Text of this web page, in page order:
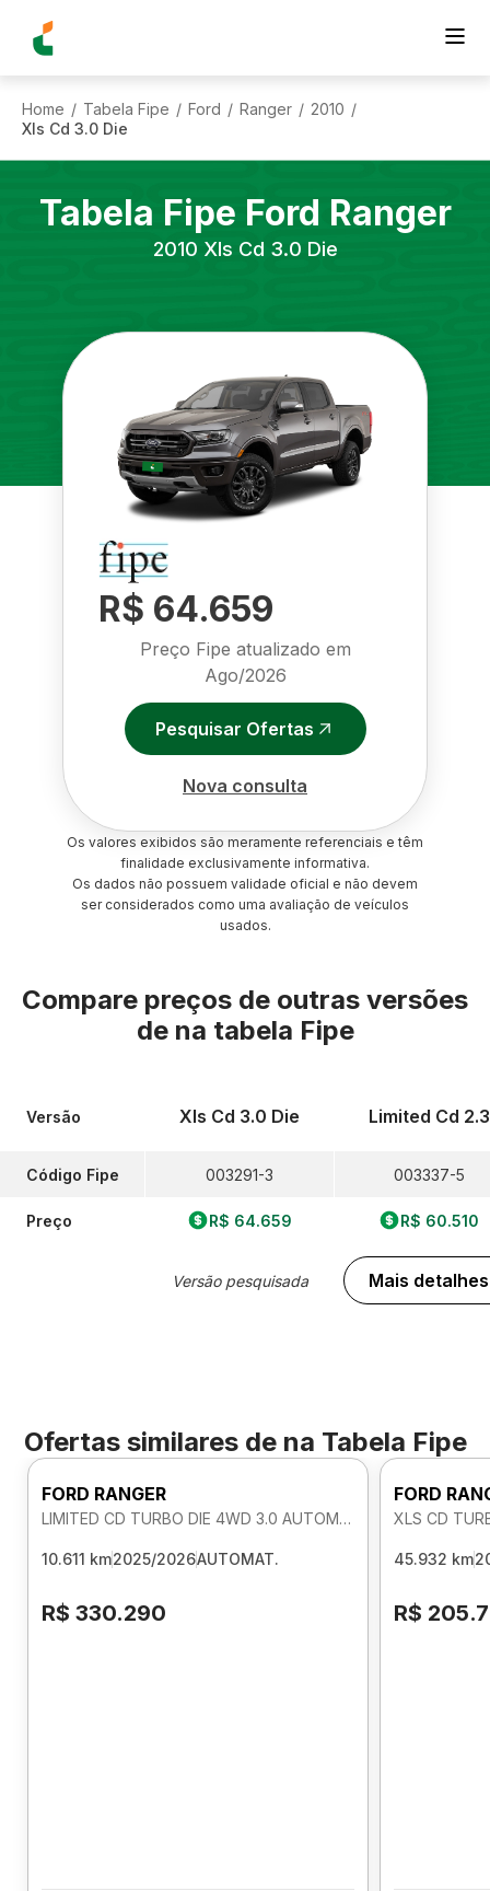
Home / Tabela Fipe / Ford / Ranger / 2010 /
Xls Cd 3.0 Die
Tabela Fipe Ford Ranger
2010 Xls Cd 3.0 Die
R$ 64.659
Preço Fipe atualizado em
Ago/2026
Pesquisar Ofertas
Nova consulta
Os valores exibidos são meramente referenciais e têm
finalidade exclusivamente informativa.
Os dados não possuem validade oficial e não devem
ser considerados como uma avaliação de veículos
usados.
Compare preços de outras versões
de na tabela Fipe
Versão
Código Fipe
Preço
Xls Cd 3.0 Die
003291-3
R$ 64.659
Versão pesquisada
Limited Cd 2.3
003337-5
R$ 60.510
Mais detalhes
Ofertas similares de na Tabela Fipe
FORD RANGER
LIMITED CD TURBO DIE 4WD 3.0 AUTOMATICO
10.611 km2025/2026AUTOMAT.
R$ 330.290
FORD
XLS CD
45.932 km
R$